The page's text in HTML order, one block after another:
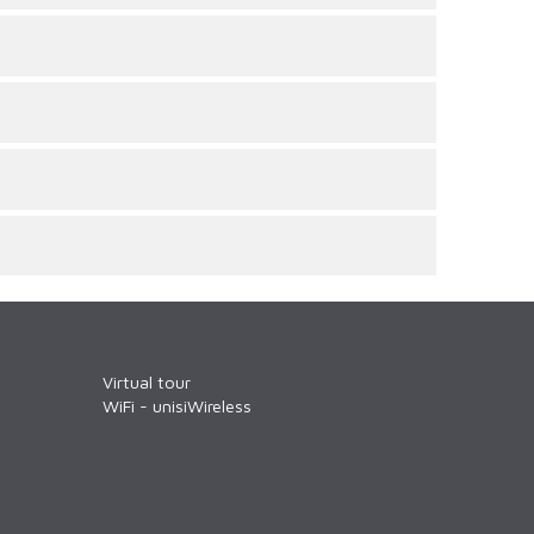
Virtual tour
WiFi - unisiWireless